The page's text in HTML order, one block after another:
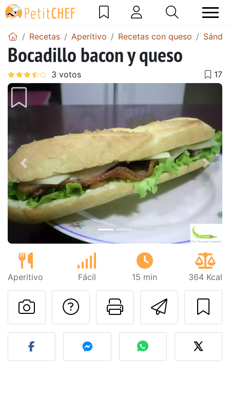
Recetas Aperitivo Recetas con queso
Bocadillo bacon y queso
Anterior
Aperitivo Fácil 15 min 364 Kcal
Imprimir
Preguntar al autor
Publicar la foto de esta